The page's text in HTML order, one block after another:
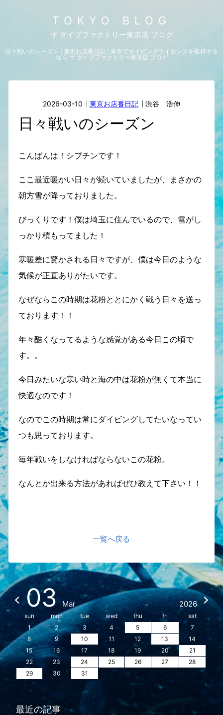
TOKYO BLOG
ザ ダイブファクトリー東京店 ブログ
日々戦いのシーズン | 東京お店番日記 | 東京でダイビングライセンスを取得する
なら ザ ダイブファクトリー東京店 ブログ
2026-03-10 東京お店番日記 渋谷 浩伸
日々戦いのシーズン
こんばんは！シブチンです！
ここ最近暖かい日々が続いていましたが、まさかの
朝方雪が降っておりました。
びっくりです！僕は埼玉に住んでいるので、雪がし
っかり積もってました！
寒暖差に驚かされる日々ですが、僕は今日のような
気候が正直ありがたいです。
なぜならこの時期は花粉ととにかく戦う日々を送っ
ております！！
年々酷くなってるような感覚がある今日この頃で
す。。
今日みたいな寒い時と海の中は花粉が無くて本当に
快適なのです！
なのでこの時期は常にダイビングしてたいなってい
つも思っております。
毎年戦いをしなければならないこの花粉。
なんとか出来る方法があればぜひ教えて下さい！！
一覧へ戻る
03 Mar 2026
sun mon tue wed thu fri
sat
1
2 3 4 5 6
7
8
9 10 11 12 13
14
15
16 17 18 19 20
21
22
23 24 25 26 27
28
29
30 31
最近の記事